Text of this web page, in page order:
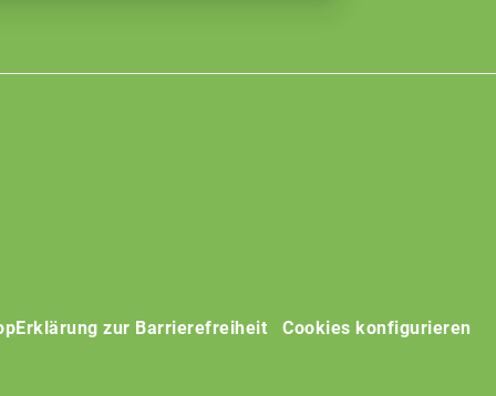
Erklärung zur Barrierefreiheit Cookies konfigurieren